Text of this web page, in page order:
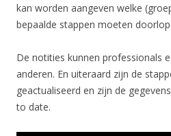
kan worden aangeven welke
bepaalde stappen moeten
De notities kunnen professionals
anderen. En uiteraard zijn de
geactualiseerd en zijn de
to date.